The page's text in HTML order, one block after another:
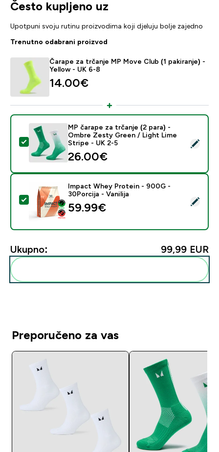
Često kupljeno uz
Upotpuni svoju rutinu proizvodima koji djeluju bolje zajedno
Trenutno odabrani proizvod
Čarape za trčanje MP Move Club (1 pakiranje) -
Yellow - UK 6-8
14.00€‎
Odaberi ovaj proizvod - MP čarape za trčanje (2
MP čarape za trčanje (2 para) -
Ombre Zesty Green / Light Lime
Stripe - UK 2-5
26.00€‎
Odaberi ovaj proizvod - Impact Whey Protein - 900G
Impact Whey Protein - 900G -
30Porcija - Vanilija
59.99€‎
Ukupno: 99,99 EUR‎
Preporučeno za vas